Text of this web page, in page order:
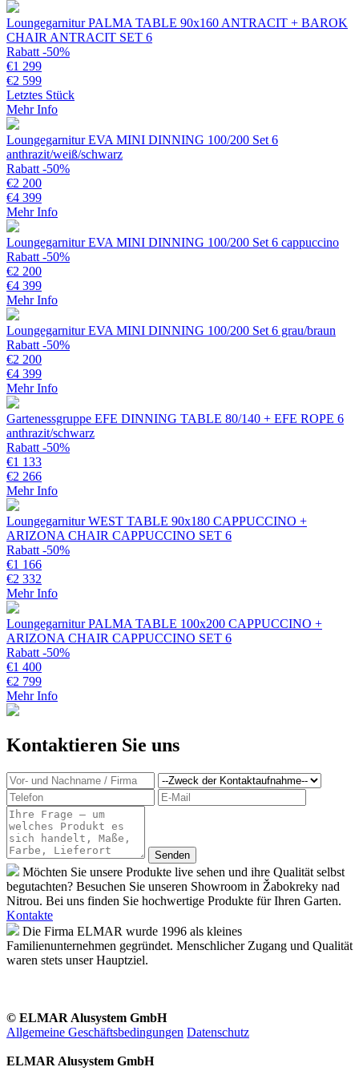
Loungegarnitur PALMA TABLE 90x160 ANTRACIT + BAROK
CHAIR ANTRACIT SET 6
Rabatt -50%
€1 299
€2 599
Letztes Stück
Mehr Info
Loungegarnitur EVA MINI DINNING 100/200 Set 6
anthrazit/weiß/schwarz
Rabatt -50%
€2 200
€4 399
Mehr Info
Loungegarnitur EVA MINI DINNING 100/200 Set 6 cappuccino
Rabatt -50%
€2 200
€4 399
Mehr Info
Loungegarnitur EVA MINI DINNING 100/200 Set 6 grau/braun
Rabatt -50%
€2 200
€4 399
Mehr Info
Gartenessgruppe EFE DINNING TABLE 80/140 + EFE ROPE 6
anthrazit/schwarz
Rabatt -50%
€1 133
€2 266
Mehr Info
Loungegarnitur WEST TABLE 90x180 CAPPUCCINO +
ARIZONA CHAIR CAPPUCCINO SET 6
Rabatt -50%
€1 166
€2 332
Mehr Info
Loungegarnitur PALMA TABLE 100x200 CAPPUCCINO +
ARIZONA CHAIR CAPPUCCINO SET 6
Rabatt -50%
€1 400
€2 799
Mehr Info
Kontaktieren Sie uns
Möchten Sie unsere Produkte live sehen und ihre Qualität selbst
begutachten? Besuchen Sie unseren Showroom in Žabokreky nad
Nitrou. Bei uns finden Sie hochwertige Produkte für Ihren Garten.
Kontakte
Die Firma ELMAR wurde 1996 als kleines
Familienunternehmen gegründet. Menschlicher Zugang und Qualität
waren stets unser Hauptziel.
© ELMAR Alusystem GmbH
Allgemeine Geschäftsbedingungen Datenschutz
ELMAR Alusystem GmbH